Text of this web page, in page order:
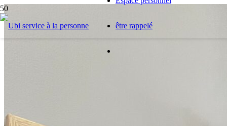
être rappelé